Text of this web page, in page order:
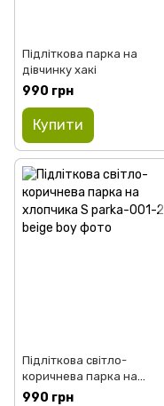
Підліткова парка на
дівчинку хакі
990 грн
Купити
Підліткова світло-
коричнева парка на
хлопчика
990 грн